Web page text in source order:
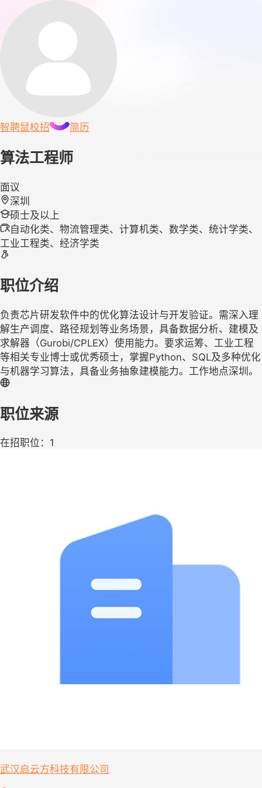
智聘鼠校招 简历
算法工程师
面议
深圳
硕士及以上
自动化类、物流管理类、计算机类、数学类、统计学类、
工业工程类、经济学类
职位介绍
负责芯片研发软件中的优化算法设计与开发验证。需深入理
解生产调度、路径规划等业务场景，具备数据分析、建模及
求解器（Gurobi/CPLEX）使用能力。要求运筹、工业工程
等相关专业博士或优秀硕士，掌握Python、SQL及多种优化
与机器学习算法，具备业务抽象建模能力。工作地点深圳。
职位来源
在招职位：1
武汉启云方科技有限公司